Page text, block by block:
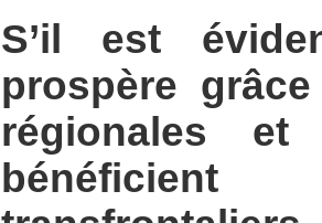
S’il est
prospère
régionales